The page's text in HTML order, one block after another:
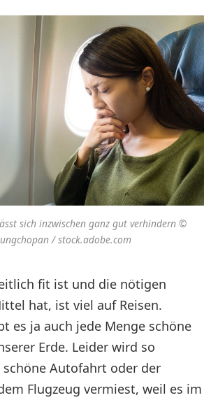
sich inzwischen ganz gut verhindern ©
/ stock.adobe.com
fit ist und die nötigen
hat, ist viel auf Reisen.
es ja auch jede Menge schöne
Erde. Leider wird so
Autofahrt oder der
Flugzeug vermiest, weil es im